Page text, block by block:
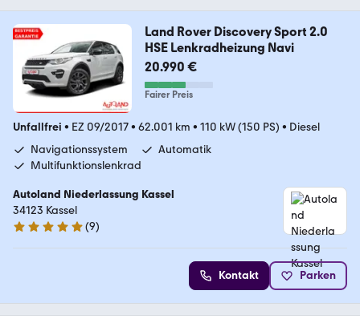
Land Rover Discovery Sport 2.0
HSE Lenkradheizung Navi
20.990 €
Fairer Preis
Unfallfrei • EZ 09/2017• 62.001 km • 110 kW (150 PS) • Diesel
Navigationssystem
Automatik
Multifunktionslenkrad
Autoland Niederlassung Kassel
34123 Kassel
5 Sterne
(9)
Kontakt Parken